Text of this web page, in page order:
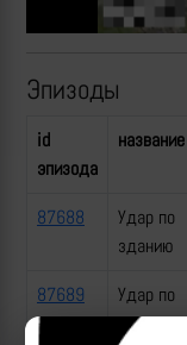
Эпизоды
id
эпизода
название
87688
Удар по
зданию
87689
Удар по
зданию